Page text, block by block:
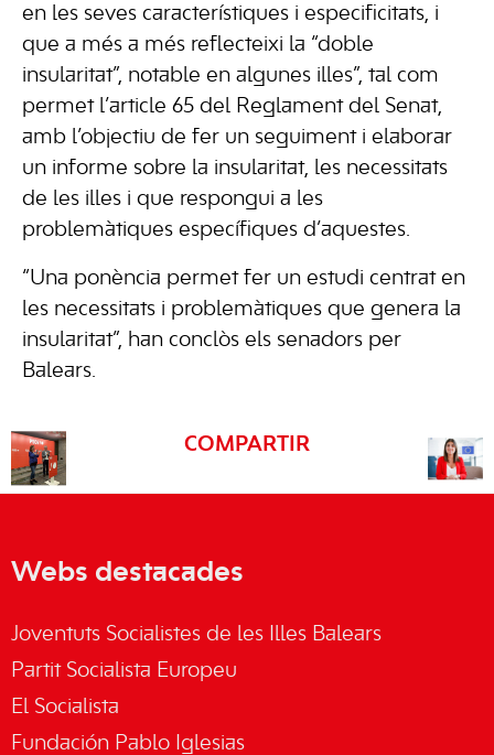
en les seves característiques i especificitats, i
que a més a més reflecteixi la “doble
insularitat”, notable en algunes illes”, tal com
permet l’article 65 del Reglament del Senat,
amb l’objectiu de fer un seguiment i elaborar
un informe sobre la insularitat, les necessitats
de les illes i que respongui a les
problemàtiques específiques d’aquestes.
“Una ponència permet fer un estudi centrat en
les necessitats i problemàtiques que genera la
insularitat”, han conclòs els senadors per
Balears.
COMPARTIR
Webs destacades
Joventuts Socialistes de les Illes Balears
Partit Socialista Europeu
El Socialista
Fundación Pablo Iglesias